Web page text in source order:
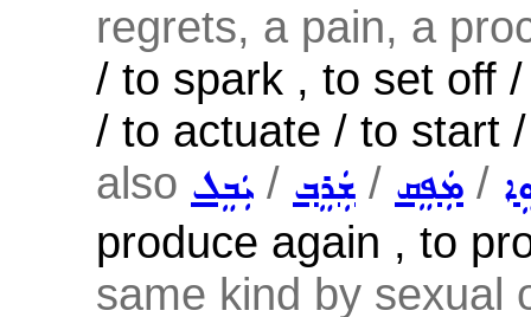
regrets, a pain, a
/ to spark , to set off
/ to actuate / to start
also ܝܲܒܸܠ / ܫܲܪܸܒ݂ / ܡܲܦܸܩ /
produce again , to
same kind by sexual